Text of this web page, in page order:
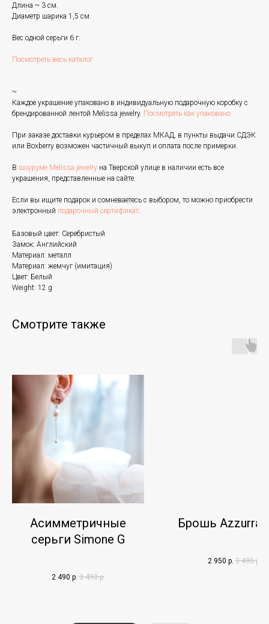
Длина ~ 3 см.
Диаметр шарика 1,5 см.
Вес одной серьги 6 г.
Посмотреть весь каталог
~
Каждое украшение упаковано в индивидуальную подарочную коробку с
брендированной лентой Melissa jewelry. Посмотреть как упаковано
При заказе доставки курьером в пределах МКАД, в пункты выдачи СДЭК
или Boxberry возможен частичный выкуп и оплата после примерки.
В шоуруме Melissa jewelry на Тверской улице в наличии есть все
украшения, представленные на сайте.
Если вы ищите подарок и сомневаетесь с выбором, то можно приобрести
электронный подарочный сертификат.
Базовый цвет: Серебристый
Замок: Английский
Материал: металл
Материал: жемчуг (имитация)
Цвет: Белый
Weight: 12 g
Смотрите также
Асимметричные
серьги Simone G
2 490 р. 3 490 р.
Брошь Azzurra
2 950 р. 3 490 р.